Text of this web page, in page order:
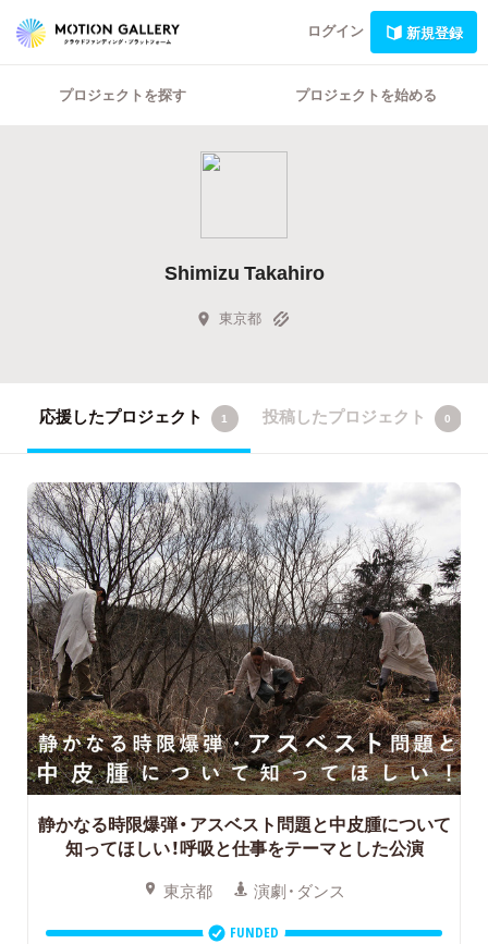
ログイン 新規登録
プロジェクトを探す プロジェクトを始める
Shimizu Takahiro
東京都
応援したプロジェクト 1 投稿したプロジェクト 0
静かなる時限爆弾・アスベスト問題と中皮腫について
知ってほしい！呼吸と仕事をテーマとした公演
東京都 演劇・ダンス
FUNDED